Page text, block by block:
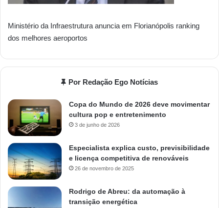
Ministério da Infraestrutura anuncia em Florianópolis ranking
dos melhores aeroportos
Por Redação Ego Notícias
Copa do Mundo de 2026 deve movimentar
cultura pop e entretenimento
3 de junho de 2026
Especialista explica custo, previsibilidade
e licença competitiva de renováveis
26 de novembro de 2025
Rodrigo de Abreu: da automação à
transição energética